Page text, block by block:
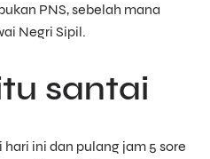
PNS, sebelah mana
Negri Sipil.
santai
ini dan pulang jam 5 sore